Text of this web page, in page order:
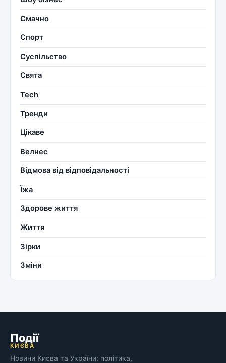
Смачно
Спорт
Суспільство
Свята
Tech
Тренди
Цікаве
Велнес
Відмова від відповідальності
Їжа
Здорове життя
Життя
Зірки
Зміни
Події
КИЄВА
Новини Києва та України: політика,